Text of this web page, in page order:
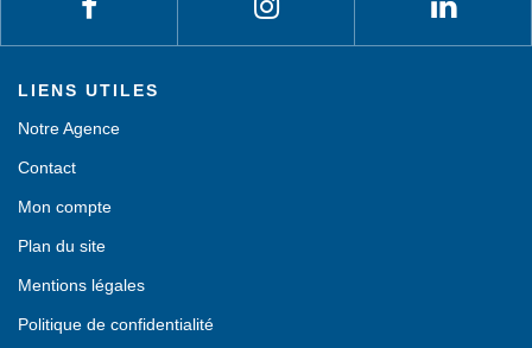
LIENS UTILES
Notre Agence
Contact
Mon compte
Plan du site
Mentions légales
Politique de confidentialité